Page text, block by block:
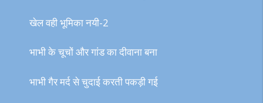
खेल वही भूमिका नयी-2
भाभी के चूचों और गांड का दीवाना बना
भाभी गैर मर्द से चुदाई करती पकड़ी गई